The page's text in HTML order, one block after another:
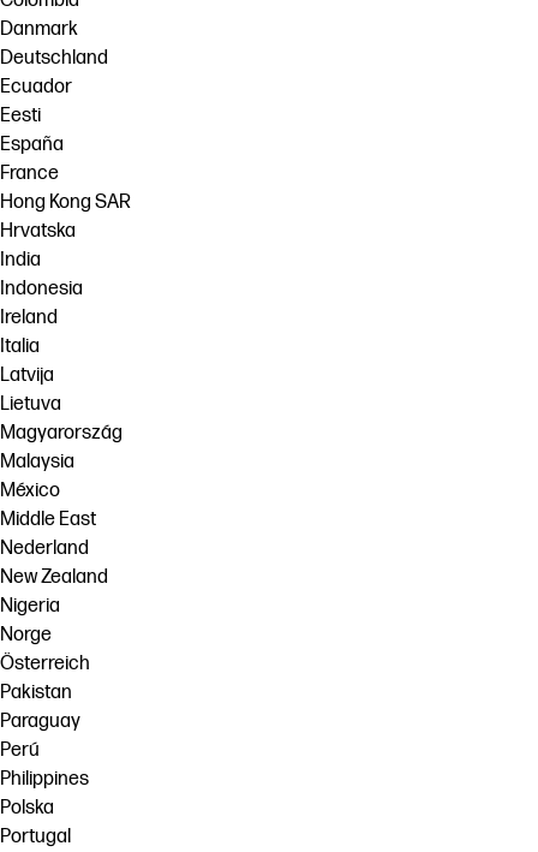
Danmark
Deutschland
Ecuador
Eesti
España
France
Hong Kong SAR
Hrvatska
India
Indonesia
Ireland
Italia
Latvija
Lietuva
Magyarország
Malaysia
México
Middle East
Nederland
New Zealand
Nigeria
Norge
Österreich
Pakistan
Paraguay
Perú
Philippines
Polska
Portugal